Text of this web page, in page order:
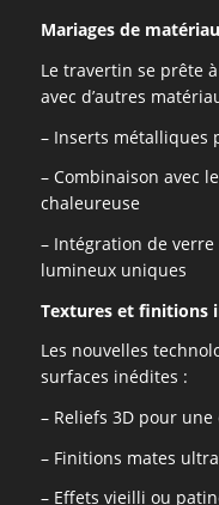
Mariages de
Le travertin se prête
avec d’autres
– Inserts métalliques
– Combinaison avec
chaleureuse
– Intégration de
lumineux uniques
Textures et finitions
Les nouvelles
surfaces inédites :
– Reliefs 3D pour
– Finitions mates
– Effets vieilli ou